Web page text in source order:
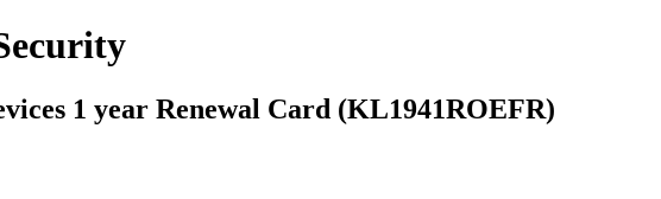
1 year Renewal Card (KL1941ROEFR)